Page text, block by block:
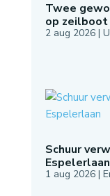
Twee
op zeilboot
2 aug 2026|
Schuur
Espelerlaan
1 aug 2026|